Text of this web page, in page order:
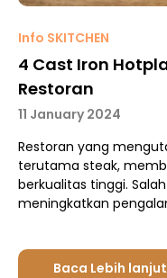
Info SKITCHEN
4 Cast Iron
Restoran
11 January 2024
Restoran yang
terutama steak,
berkualitas tinggi.
meningkatkan
Baca Lebih lanjut